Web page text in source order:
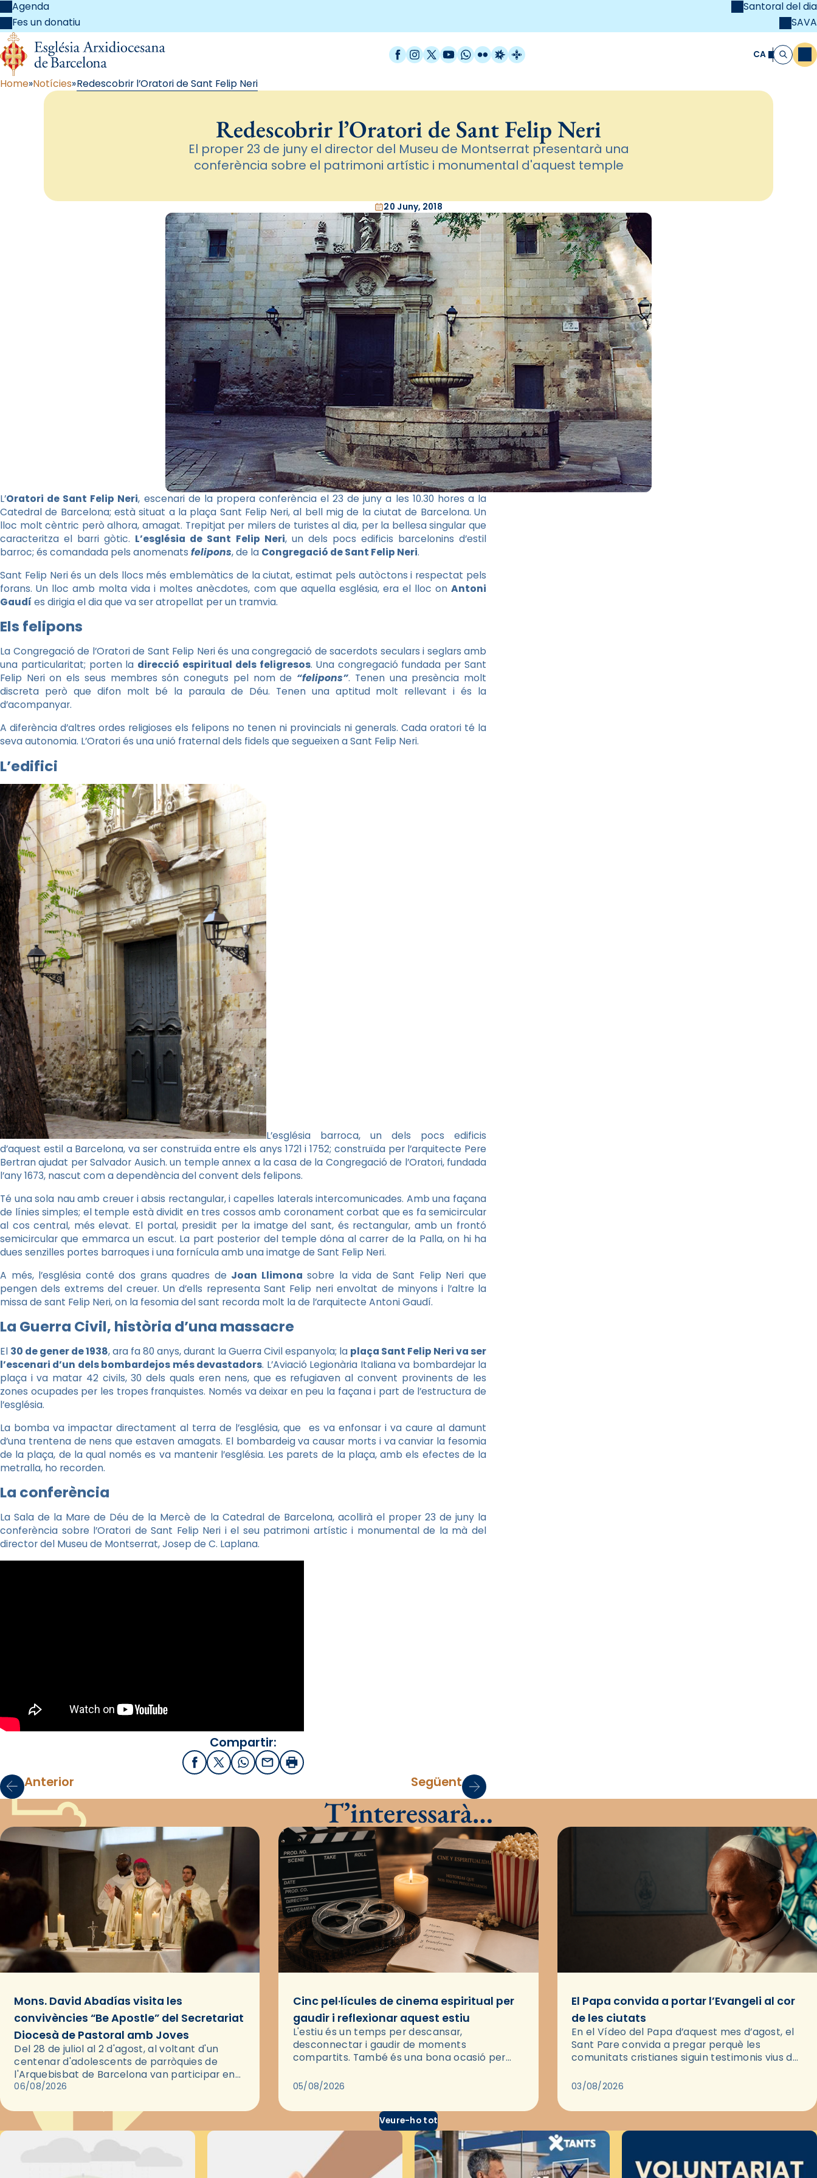
Agenda
Fes un donatiu
Santoral del dia
SAVA
Facebook
Instagram
X / Twitter
YouTube
WhatsApp
FlickrRadio Estel
Catalunya Cristiana CA Cerca
Home Notícies Redescobrir l’Oratori de Sant Felip Neri
Redescobrir l’Oratori de Sant Felip Neri
El proper 23 de juny el director del Museu de Montserrat presentarà una
conferència sobre el patrimoni artístic i monumental d'aquest temple
20 Juny, 2018
L’Oratori de Sant Felip Neri, escenari de la propera conferència el 23 de juny a les 10.30 hores a la
Catedral de Barcelona; està situat a la plaça Sant Felip Neri, al bell mig de la ciutat de Barcelona. Un
lloc molt cèntric però alhora, amagat. Trepitjat per milers de turistes al dia, per la bellesa singular que
caracteritza el barri gòtic. L’església de Sant Felip Neri, un dels pocs edificis barcelonins d’estil
barroc; és comandada pels anomenats felipons, de la Congregació de Sant Felip Neri.
Sant Felip Neri és un dels llocs més emblemàtics de la ciutat, estimat pels autòctons i respectat pels
forans. Un lloc amb molta vida i moltes anècdotes, com que aquella església, era el lloc on Antoni
Gaudí es dirigia el dia que va ser atropellat per un tramvia.
Els felipons
La Congregació de l’Oratori de Sant Felip Neri és una congregació de sacerdots seculars i seglars amb
una particularitat; porten la direcció espiritual dels feligresos. Una congregació fundada per Sant
Felip Neri on els seus membres són coneguts pel nom de “felipons”. Tenen una presència molt
discreta però que difon molt bé la paraula de Déu. Tenen una aptitud molt rellevant i és la
d’acompanyar.
A diferència d’altres ordes religioses els felipons no tenen ni provincials ni generals. Cada oratori té la
seva autonomia. L’Oratori és una unió fraternal dels fidels que segueixen a Sant Felip Neri.
L’edifici
L’església barroca, un dels pocs edificis
d’aquest estil a Barcelona, va ser construïda entre els anys 1721 i 1752; construïda per l’arquitecte Pere
Bertran ajudat per Salvador Ausich. un temple annex a la casa de la Congregació de l’Oratori, fundada
l’any 1673, nascut com a dependència del convent dels felipons.
Té una sola nau amb creuer i absis rectangular, i capelles laterals intercomunicades. Amb una façana
de línies simples; el temple està dividit en tres cossos amb coronament corbat que es fa semicircular
al cos central, més elevat. El portal, presidit per la imatge del sant, és rectangular, amb un frontó
semicircular que emmarca un escut. La part posterior del temple dóna al carrer de la Palla, on hi ha
dues senzilles portes barroques i una fornícula amb una imatge de Sant Felip Neri.
A més, l’església conté dos grans quadres de Joan Llimona sobre la vida de Sant Felip Neri que
pengen dels extrems del creuer. Un d’ells representa Sant Felip neri envoltat de minyons i l’altre la
missa de sant Felip Neri, on la fesomia del sant recorda molt la de l’arquitecte Antoni Gaudí.
La Guerra Civil, història d’una massacre
El 30 de gener de 1938, ara fa 80 anys, durant la Guerra Civil espanyola; la plaça Sant Felip Neri va ser
l’escenari d’un dels bombardejos més devastadors. L’Aviació Legionària Italiana va bombardejar la
plaça i va matar 42 civils, 30 dels quals eren nens, que es refugiaven al convent provinents de les
zones ocupades per les tropes franquistes. Només va deixar en peu la façana i part de l’estructura de
l’església.
La bomba va impactar directament al terra de l’església, que es va enfonsar i va caure al damunt
d’una trentena de nens que estaven amagats. El bombardeig va causar morts i va canviar la fesomia
de la plaça, de la qual només es va mantenir l’església. Les parets de la plaça, amb els efectes de la
metralla, ho recorden.
La conferència
La Sala de la Mare de Déu de la Mercè de la Catedral de Barcelona, acollirà el proper 23 de juny la
conferència sobre l’Oratori de Sant Felip Neri i el seu patrimoni artístic i monumental de la mà del
director del Museu de Montserrat, Josep de C. Laplana.
Compartir:
FacebookX / Twitter
WhatsApp
EmailImprimir
Anterior Següent
T’interessarà…
Mons. David Abadías visita les
convivències “Be Apostle” del Secretariat
Diocesà de Pastoral amb Joves
Del 28 de juliol al 2 d'agost, al voltant d'un
centenar d'adolescents de parròquies de
l'Arquebisbat de Barcelona van participar en
les convivències Be Apostle, organitzades pel
06/08/2026
Cinc pel·lícules de cinema espiritual per
gaudir i reflexionar aquest estiu
L'estiu és un temps per descansar,
desconnectar i gaudir de moments
compartits. També és una bona ocasió per
través del cinema, reflexionar sobre les…
05/08/2026
El Papa convida a portar l’Evangeli al cor
de les ciutats
En el Vídeo del Papa d’aquest mes d’agost, el
Sant Pare convida a pregar perquè les
comunitats cristianes siguin testimonis vius de
pregària, el…
03/08/2026
Veure-ho tot